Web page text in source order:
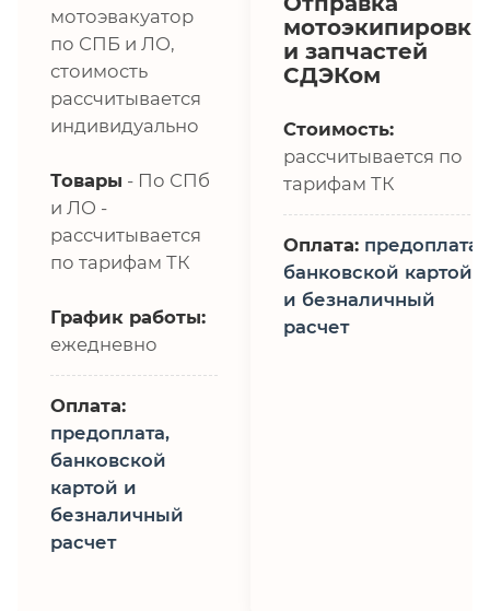
мотоэвакуатор
по СПБ и ЛО,
стоимость
рассчитывается
индивидуально
Товары - По СПб
и ЛО -
рассчитывается
по тарифам ТК
График работы:
ежедневно
Оплата:
предоплата,
банковской
картой и
безналичный
расчет
мотоэкипировки
и запчастей
СДЭКом
Стоимость:
рассчитывается по
тарифам ТК
Оплата: предоплата,
банковской картой
и безналичный
расчет